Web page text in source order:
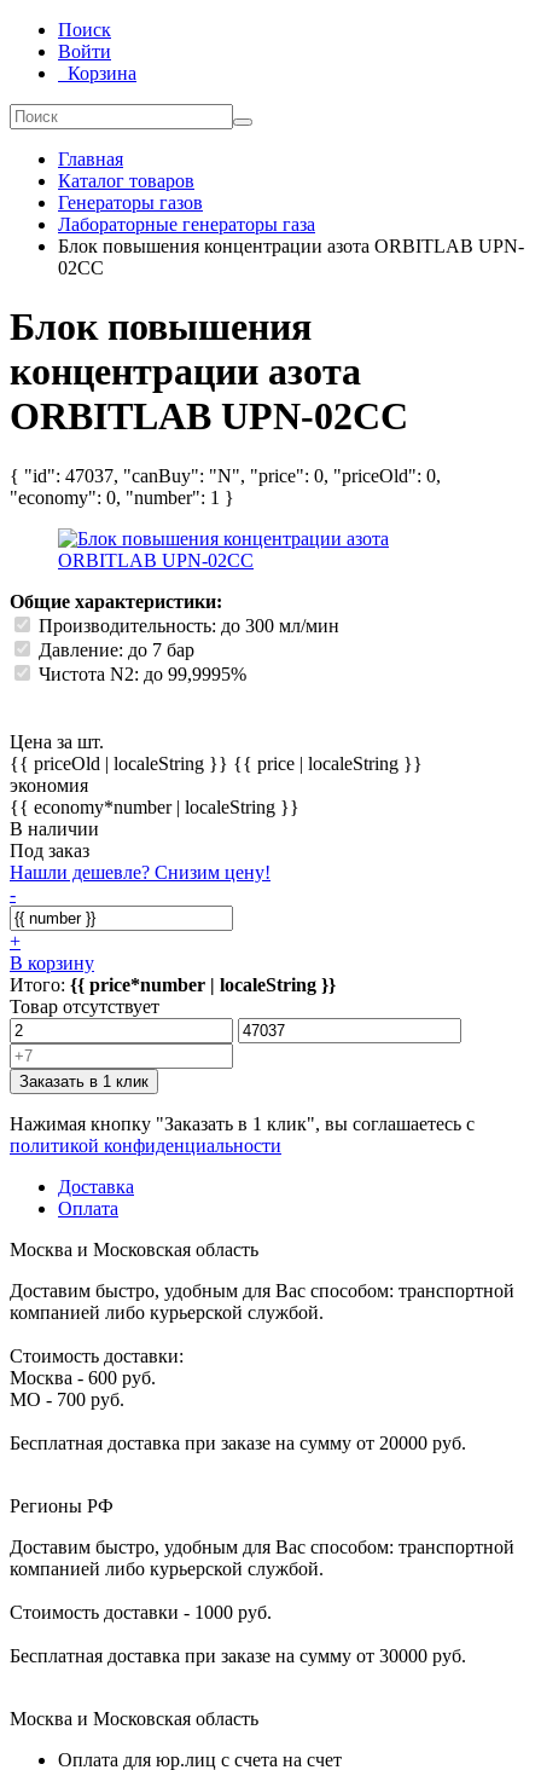
Поиск
Войти
Корзина
Главная
Каталог товаров
Генераторы газов
Лабораторные генераторы газа
Блок повышения концентрации азота ORBITLAB UPN-
02CC
Блок повышения
концентрации азота
ORBITLAB UPN-02CC
{ "id": 47037, "canBuy": "N", "price": 0, "priceOld": 0,
"economy": 0, "number": 1 }
Общие характеристики:
Производительность: до 300 мл/мин
Давление: до 7 бар
Чистота N2: до 99,9995%
Цена за шт.
{{ priceOld | localeString }} {{ price | localeString }}
экономия
{{ economy*number | localeString }}
В наличии
Под заказ
Нашли дешевле? Снизим цену!
-
+
В корзину
Итого: {{ price*number | localeString }}
Товар отсутствует
Заказать в 1 клик
Нажимая кнопку "Заказать в 1 клик", вы соглашаетесь с
политикой конфиденциальности
Доставка
Оплата
Москва и Московская область
Доставим быстро, удобным для Вас способом: транспортной
компанией либо курьерской службой.
Стоимость доставки:
Москва - 600 руб.
МО - 700 руб.
Бесплатная доставка при заказе на сумму от 20000 руб.
Регионы РФ
Доставим быстро, удобным для Вас способом: транспортной
компанией либо курьерской службой.
Стоимость доставки - 1000 руб.
Бесплатная доставка при заказе на сумму от 30000 руб.
Москва и Московская область
Оплата для юр.лиц с счета на счет